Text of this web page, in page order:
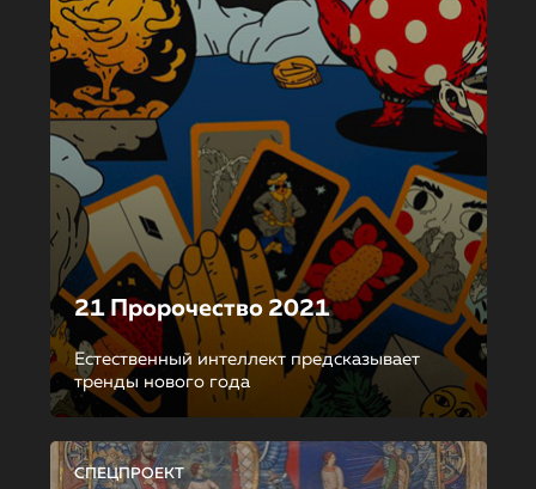
21 Пророчество 2021
Естественный интеллект предсказывает
тренды нового года
СПЕЦПРОЕКТ